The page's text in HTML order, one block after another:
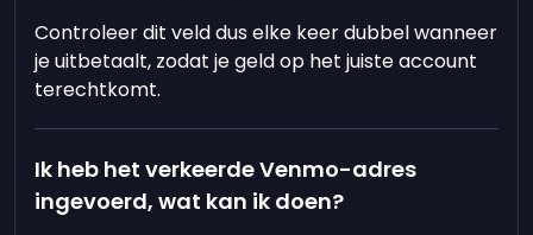
Controleer dit veld dus elke keer dubbel wanneer
je uitbetaalt, zodat je geld op het juiste account
terechtkomt.
Ik heb het verkeerde Venmo-adres
ingevoerd, wat kan ik doen?